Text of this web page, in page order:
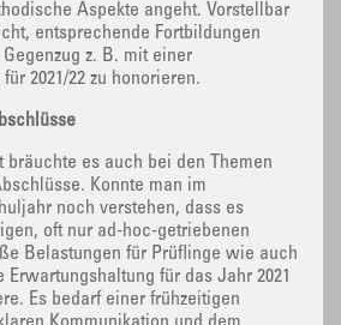
Aspekte angeht. Vorstellbar
entsprechende Fortbildungen
z. B. mit einer
2021/22 zu honorieren.
bräuchte es auch bei den Themen
Konnte man im
noch verstehen, dass es
oft nur ad-hoc-getriebenen
Belastungen für Prüflinge wie auch
Erwartungshaltung für das Jahr 2021
Es bedarf einer frühzeitigen